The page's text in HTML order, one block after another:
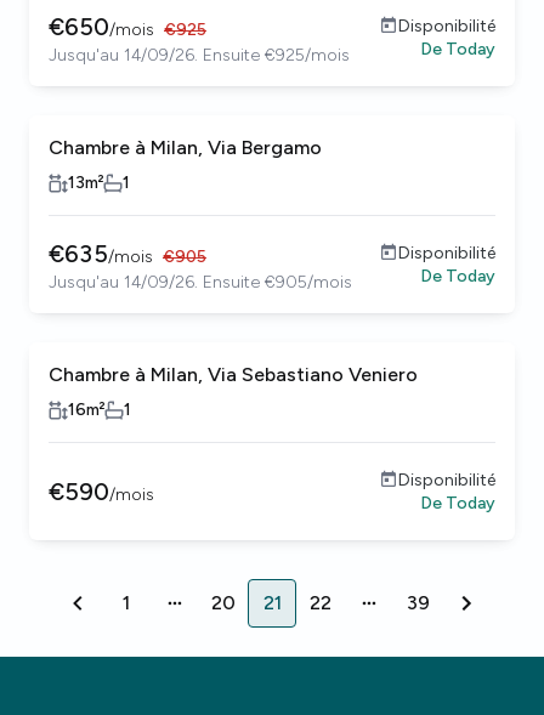
€650/mois €925
Jusqu'au 14/09/26. Ensuite €925/mois
Disponibilité
De Today
Chambre à Milan, Via Bergamo
13m² 1
€635/mois €905
Jusqu'au 14/09/26. Ensuite €905/mois
Disponibilité
De Today
Chambre à Milan, Via Sebastiano Veniero
16m² 1
€590/mois
Disponibilité
De Today
1 20 21 22
39